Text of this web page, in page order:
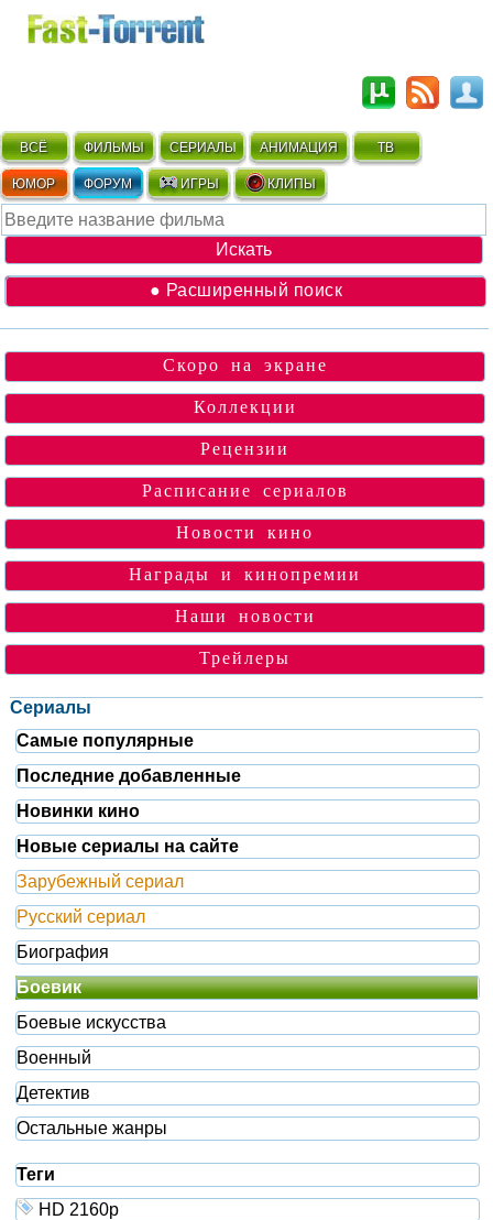
ВСЁ ФИЛЬМЫ СЕРИАЛЫ АНИМАЦИЯ ТВ
ЮМОР ФОРУМ ИГРЫ КЛИПЫ
● Расширенный поиск
Скоро на экране
Коллекции
Рецензии
Расписание сериалов
Новости кино
Награды и кинопремии
Наши новости
Трейлеры
Сериалы
Самые популярные
Последние добавленные
Новинки кино
Новые сериалы на сайте
Зарубежный сериал
Русский сериал
Биография
Боевик
Боевые искусства
Военный
Детектив
Остальные жанры
Теги
HD 2160р